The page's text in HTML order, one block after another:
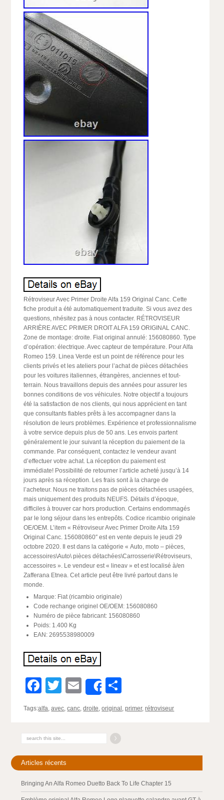
Rétroviseur Avec Primer Droite Alfa 159 Original Canc. Cette
fiche produit a été automatiquement traduite. Si vous avez des
questions, nhésitez pas à nous contacter. RÉTROVISEUR
ARRIÈRE AVEC PRIMER DROIT ALFA 159 ORIGINAL CANC.
Zone de montage: droite. Fiat original annulé: 156080860. Type
d’opération: électrique. Avec capteur de température. Pour Alfa
Romeo 159. Linea Verde est un point de référence pour les
clients privés et les ateliers pour l’achat de pièces détachées
pour les voitures italiennes, étrangères, anciennes et tout-
terrain. Nous travaillons depuis des années pour assurer les
bonnes conditions de vos véhicules. Notre objectif a toujours
été la satisfaction de nos clients, qui nous apprécient en tant
que consultants fiables prêts à les accompagner dans la
résolution de leurs problèmes. Expérience et professionnalisme
à votre service depuis plus de 50 ans. Les envois partent
généralement le jour suivant la réception du paiement de la
commande. Par conséquent, contactez le vendeur avant
d’effectuer votre achat. La réception du paiement est
immédiate! Possibilité de retourner l’article acheté jusqu’à 14
jours après sa réception. Les frais sont à la charge de
l’acheteur. Nous ne traitons pas de pièces détachées usagées,
mais uniquement des produits NEUFS. Détails d’époque,
difficiles à trouver car hors production. Certains endommagés
par le long séjour dans les entrepôts. Codice ricambio originale
OE/OEM. L’item « Rétroviseur Avec Primer Droite Alfa 159
Original Canc. 156080860″ est en vente depuis le jeudi 29
octobre 2020. Il est dans la catégorie « Auto, moto – pièces,
accessoires\Auto\ pièces détachées\Carrosserie\Rétroviseurs,
accessoires ». Le vendeur est « lineav » et est localisé à/en
Zafferana Etnea. Cet article peut être livré partout dans le
monde.
Marque: Fiat (ricambio originale)
Code rechange originel OE/OEM: 156080860
Numéro de pièce fabricant: 156080860
Poids: 1.400 Kg
EAN: 2695538980009
Facebook
Twitter
EmailShare
Tags:alfa,avec,canc,droite,original ,primer,rétroviseur
Articles récents
Bringing An Alfa Romeo Duetto Back To Life Chapter 15